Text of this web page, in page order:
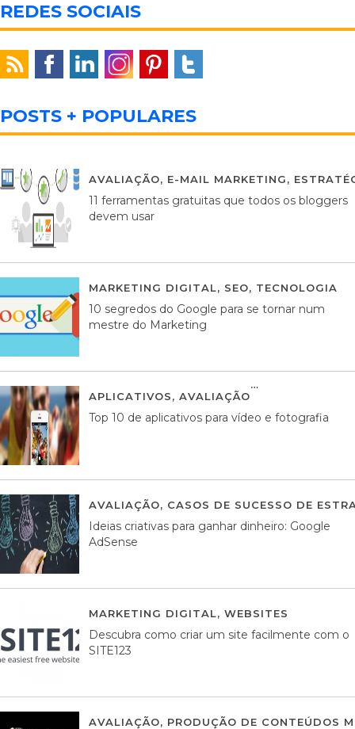
REDES SOCIAIS
POSTS + POPULARES
AVALIAÇÃO, E-MAIL MARKETING,
11 ferramentas gratuitas que todos os bloggers
devem usar
MARKETING DIGITAL, SEO, TECNOLOGIA
10 segredos do Google para se tornar num
mestre do Marketing
APLICATIVOS, AVALIAÇÃO
Top 10 de aplicativos para vídeo e fotografia
AVALIAÇÃO, CASOS DE SUCESSO DE
Ideias criativas para ganhar dinheiro: Google
AdSense
MARKETING DIGITAL, WEBSITES
Descubra como criar um site facilmente com o
SITE123
AVALIAÇÃO, PRODUÇÃO DE CONTEÚDOS